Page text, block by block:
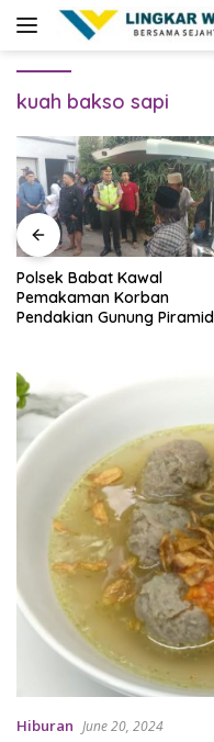
kuah bakso sapi
Polsek Babat Kawal
Pemakaman Korban
Pendakian Gunung Piramid
Hiburan June 20, 2024